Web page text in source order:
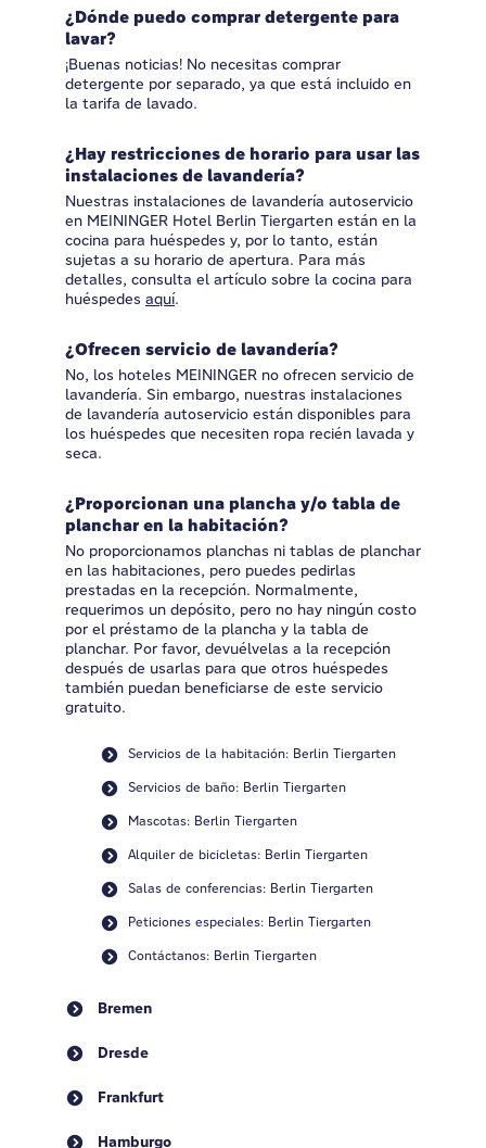
¿Dónde puedo comprar detergente para
lavar?
¡Buenas noticias! No necesitas comprar
detergente por separado, ya que está incluido en
la tarifa de lavado.
¿Hay restricciones de horario para usar las
instalaciones de lavandería?
Nuestras instalaciones de lavandería autoservicio
en MEININGER Hotel Berlin Tiergarten están en la
cocina para huéspedes y, por lo tanto, están
sujetas a su horario de apertura. Para más
detalles, consulta el artículo sobre la cocina para
huéspedes aquí.
¿Ofrecen servicio de lavandería?
No, los hoteles MEININGER no ofrecen servicio de
lavandería. Sin embargo, nuestras instalaciones
de lavandería autoservicio están disponibles para
los huéspedes que necesiten ropa recién lavada y
seca.
¿Proporcionan una plancha y/o tabla de
planchar en la habitación?
No proporcionamos planchas ni tablas de planchar
en las habitaciones, pero puedes pedirlas
prestadas en la recepción. Normalmente,
requerimos un depósito, pero no hay ningún costo
por el préstamo de la plancha y la tabla de
planchar. Por favor, devuélvelas a la recepción
después de usarlas para que otros huéspedes
también puedan beneficiarse de este servicio
gratuito.
Servicios de la habitación: Berlin Tiergarten
Servicios de baño: Berlin Tiergarten
Mascotas: Berlin Tiergarten
Alquiler de bicicletas: Berlin Tiergarten
Salas de conferencias: Berlin Tiergarten
Peticiones especiales: Berlin Tiergarten
Contáctanos: Berlin Tiergarten
Bremen
Dresde
Frankfurt
Hamburgo